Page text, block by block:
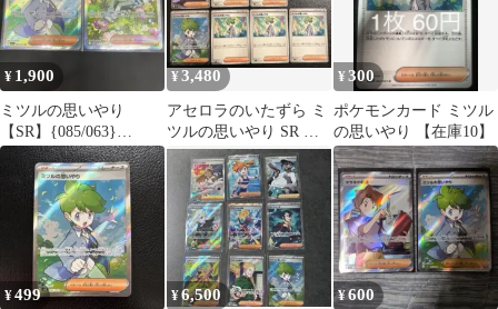
¥ 1,900
ミツルの思いやり
【SR】{085/063}
【SAR】{091/063} 2枚
¥3,480
アセロラのいたずら ミ
ツルの思いやり SR セ
ット
¥300
ポケモンカード ミツル
の思いやり 【在庫10】
¥499 ¥6,500 ¥600